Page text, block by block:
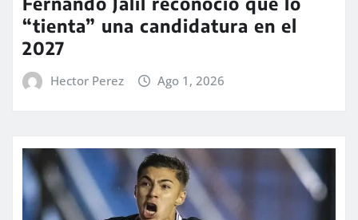
“tienta” una candidatura en el
2027
Hector Perez Ago 1, 2026